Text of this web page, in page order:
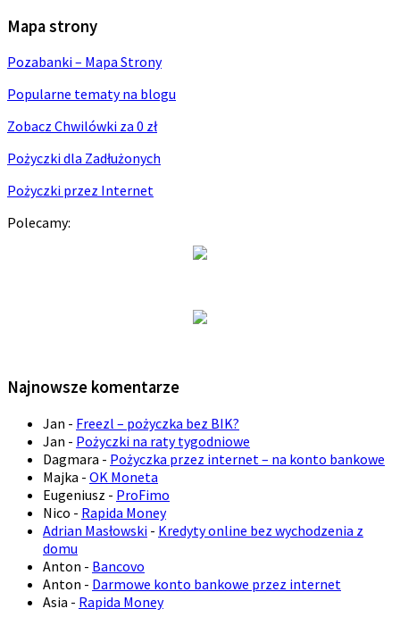
Mapa strony
Pozabanki – Mapa Strony
Popularne tematy na blogu
Zobacz Chwilówki za 0 zł
Pożyczki dla Zadłużonych
Pożyczki przez Internet
Polecamy:
Najnowsze komentarze
Jan - Freezl – pożyczka bez BIK?
Jan - Pożyczki na raty tygodniowe
Dagmara - Pożyczka przez internet – na konto bankowe
Majka - OK Moneta
Eugeniusz - ProFimo
Nico - Rapida Money
Adrian Masłowski - Kredyty online bez wychodzenia z
domu
Anton - Bancovo
Anton - Darmowe konto bankowe przez internet
Asia - Rapida Money